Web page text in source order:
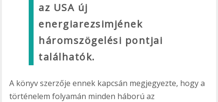
az USA új
energiarezsimjének
háromszögelési pontjai
találhatók.
A könyv szerzője ennek kapcsán megjegyezte, hogy a
történelem folyamán minden háború az